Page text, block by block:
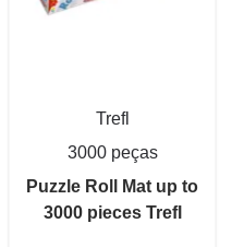
Trefl
3000 peças
Puzzle Roll Mat up to
3000 pieces Trefl